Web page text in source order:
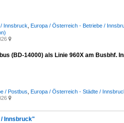
Innsbruck Europa / Österreich - Betriebe /

(BD-14000) als Linie 960X am Busbhf.
/ Postbus Europa / Österreich - Städte /

Innsbruck"